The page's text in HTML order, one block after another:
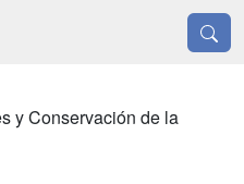
y Conservación de la